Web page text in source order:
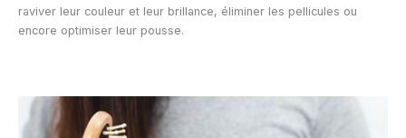
raviver leur couleur et leur brillance, éliminer les pellicules ou
encore optimiser leur pousse.